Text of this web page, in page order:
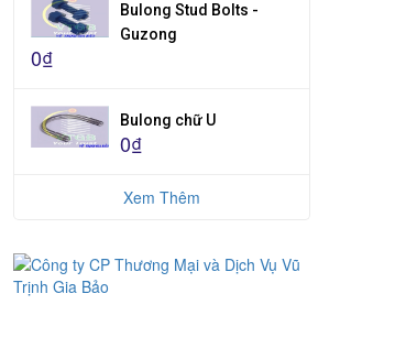
Bulong Stud Bolts -
Guzong
0₫
Bulong chữ U
0₫
Xem Thêm